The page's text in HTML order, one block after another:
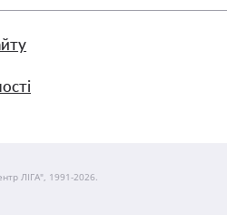
ЛІГА", 1991-2026.